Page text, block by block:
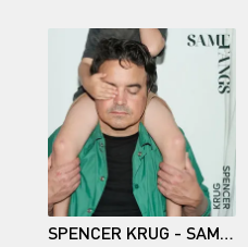
SPENCER KRUG - SAME FANGS (2026)